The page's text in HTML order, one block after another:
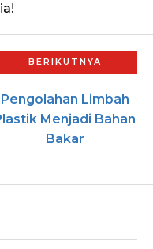
Pengolahan Limbah
Menjadi Bahan
Bakar